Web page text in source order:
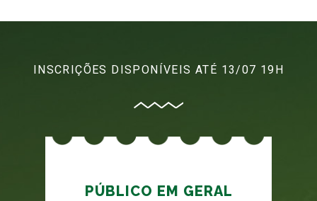
INSCRIÇÕES DISPONÍVEIS ATÉ 13/07 19H
PÚBLICO EM GERAL